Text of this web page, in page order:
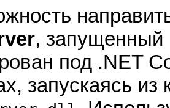
, запущенный
под .NET
запускаясь из